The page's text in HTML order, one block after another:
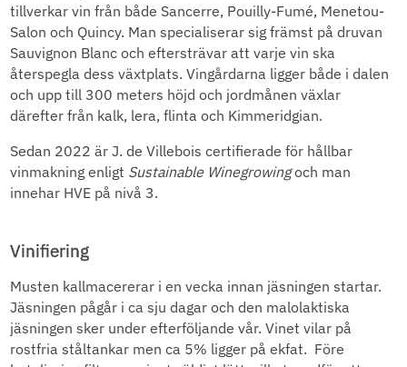
tillverkar vin från både Sancerre, Pouilly-Fumé, Menetou-
Salon och Quincy. Man specialiserar sig främst på druvan
Sauvignon Blanc och eftersträvar att varje vin ska
återspegla dess växtplats. Vingårdarna ligger både i dalen
och upp till 300 meters höjd och jordmånen växlar
därefter från kalk, lera, flinta och Kimmeridgian.
Sedan 2022 är J. de Villebois certifierade för hållbar
vinmakning enligt Sustainable Winegrowingoch man
innehar HVE på nivå 3.
Vinifiering
Musten kallmacererar i en vecka innan jäsningen startar.
Jäsningen pågår i ca sju dagar och den malolaktiska
jäsningen sker under efterföljande vår. Vinet vilar på
rostfria ståltankar men ca 5% ligger på ekfat. Före